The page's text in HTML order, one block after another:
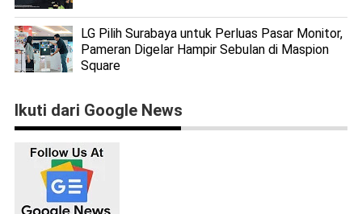
LG Pilih Surabaya untuk Perluas Pasar Monitor,
Pameran Digelar Hampir Sebulan di Maspion
Square
Ikuti dari Google News